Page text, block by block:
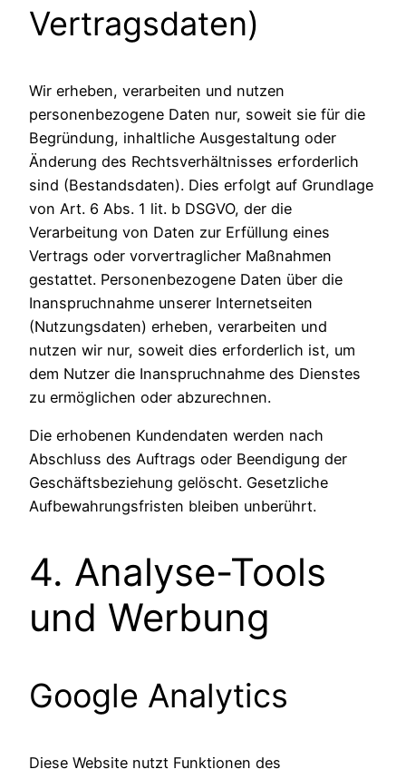
Vertragsdaten)
Wir erheben, verarbeiten und nutzen
personenbezogene Daten nur, soweit sie für die
Begründung, inhaltliche Ausgestaltung oder
Änderung des Rechtsverhältnisses erforderlich
sind (Bestandsdaten). Dies erfolgt auf Grundlage
von Art. 6 Abs. 1 lit. b DSGVO, der die
Verarbeitung von Daten zur Erfüllung eines
Vertrags oder vorvertraglicher Maßnahmen
gestattet. Personenbezogene Daten über die
Inanspruchnahme unserer Internetseiten
(Nutzungsdaten) erheben, verarbeiten und
nutzen wir nur, soweit dies erforderlich ist, um
dem Nutzer die Inanspruchnahme des Dienstes
zu ermöglichen oder abzurechnen.
Die erhobenen Kundendaten werden nach
Abschluss des Auftrags oder Beendigung der
Geschäftsbeziehung gelöscht. Gesetzliche
Aufbewahrungsfristen bleiben unberührt.
4. Analyse-Tools
und Werbung
Google Analytics
Diese Website nutzt Funktionen des